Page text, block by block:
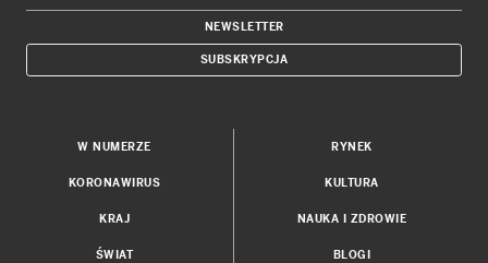
NEWSLETTER
SUBSKRYPCJA
W NUMERZE
KORONAWIRUS
KRAJ
ŚWIAT
RYNEK
KULTURA
NAUKA I ZDROWIE
BLOGI